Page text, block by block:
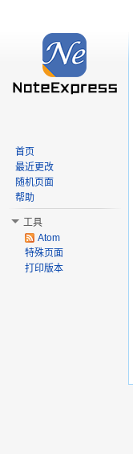
首页
最近更改
随机页面
帮助
工具
Atom
特殊页面
打印版本